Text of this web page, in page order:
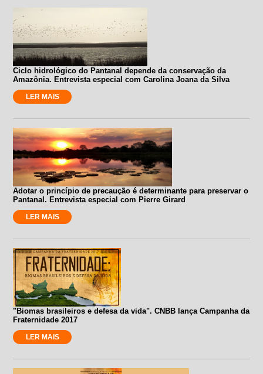
Ciclo hidrológico do Pantanal depende da conservação da
Amazônia. Entrevista especial com Carolina Joana da Silva
LER MAIS
Adotar o princípio de precaução é determinante para preservar o
Pantanal. Entrevista especial com Pierre Girard
LER MAIS
"Biomas brasileiros e defesa da vida". CNBB lança Campanha da
Fraternidade 2017
LER MAIS